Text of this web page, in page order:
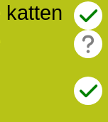
katten